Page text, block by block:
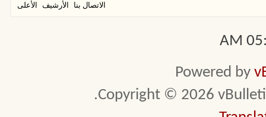
الاتصال بنا الأرشيف الأعلى
Powered by
Copyright © 2026